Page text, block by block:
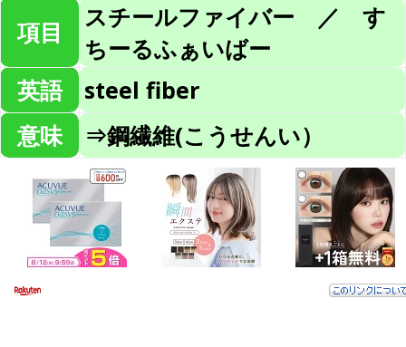
項目
スチールファイバー ／ す
ちーるふぁいばー
英語
steel fiber
意味
⇒鋼繊維(こうせんい）